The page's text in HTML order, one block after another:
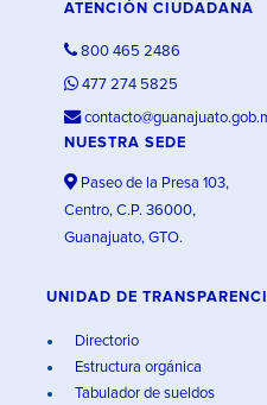
ATENCIÓN CIUDADANA
800 465 2486
477 274 5825
NUESTRA SEDE
Paseo de la Presa 103,
Centro, C.P. 36000,
Guanajuato, GTO.
UNIDAD DE
Directorio
Estructura orgánica
Tabulador de sueldos